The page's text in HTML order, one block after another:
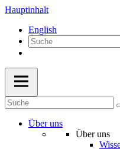
Hauptinhalt
English
Über uns
Über uns